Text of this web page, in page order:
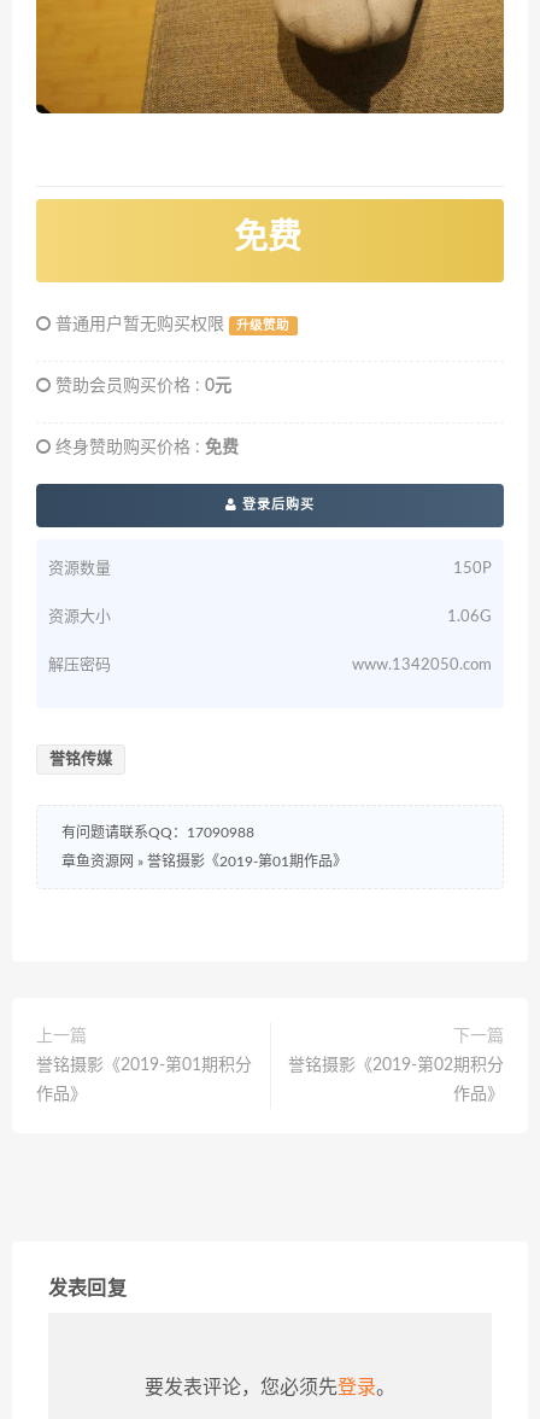
免费
普通用户暂无购买权限 升级赞助
赞助会员购买价格 : 0元
终身赞助购买价格 : 免费
登录后购买
资源数量 150P
资源大小 1.06G
解压密码 www.1342050.com
誉铭传媒
有问题请联系QQ：17090988
章鱼资源网 » 誉铭摄影《2019-第01期作品》
上一篇
誉铭摄影《2019-第01期积分
作品》
下一篇
誉铭摄影《2019-第02期积分
作品》
发表回复
要发表评论，您必须先登录。